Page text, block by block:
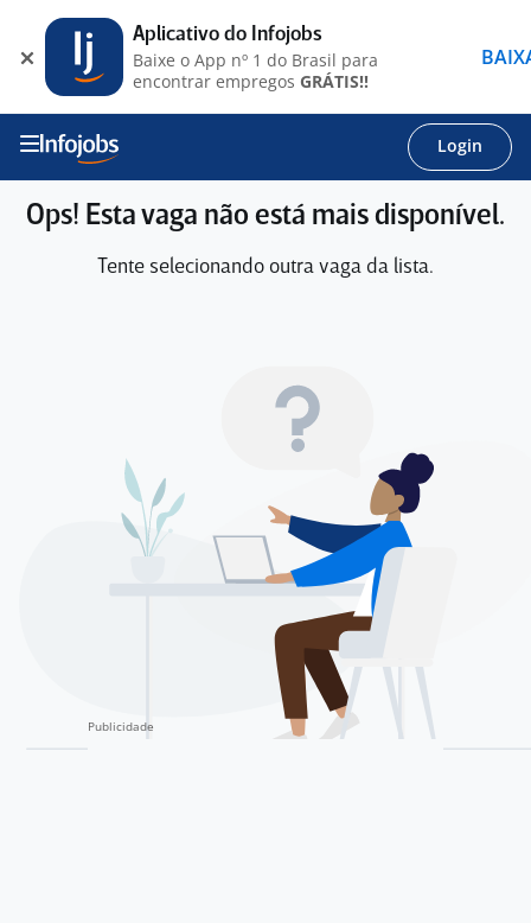
Login
Ops! Esta vaga não está mais disponível.
Tente selecionando outra vaga da lista.
Aplicativo do Infojobs
Baixe o App nº 1 do Brasil para
encontrar empregos GRÁTIS!!